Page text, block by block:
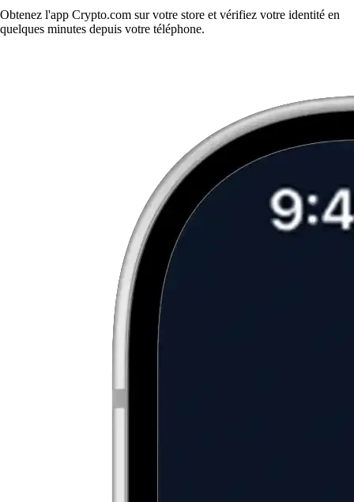
Obtenez l'app Crypto.com sur votre store et vérifiez votre identité en
quelques minutes depuis votre téléphone.